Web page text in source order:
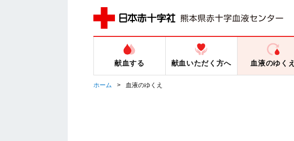
献血する 献血いただく方へ 血液のゆくえ
ホーム 血液のゆくえ